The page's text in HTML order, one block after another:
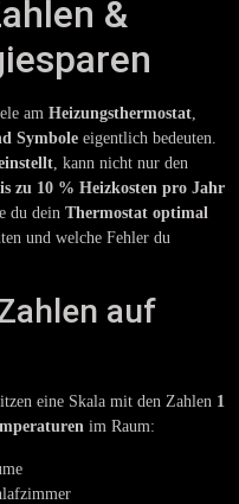
&
am Heizungsthermostat,
Symbole eigentlich bedeuten.
, kann nicht nur den
zu 10 % Heizkosten pro Jahr
du dein Thermostat optimal
und welche Fehler du
auf
eine Skala mit den Zahlen 1
im Raum: